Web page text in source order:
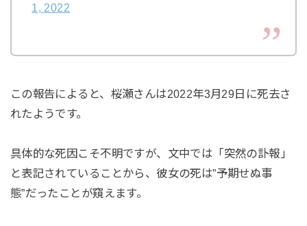
1, 2022
この報告によると、桜瀬さんは2022年3月29日に死去さ
れたようです。
具体的な死因こそ不明ですが、文中では「突然の訃報」
と表記されていることから、彼女の死は”予期せぬ事
態”だったことが窺えます。